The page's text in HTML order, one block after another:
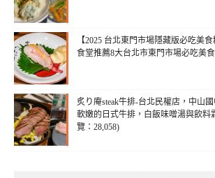
【2025 台北東門市場隱藏版必吃美
食堂推薦8大台北市東門市場必吃美
炙り庵steak牛排-台北民權店，中山
軟嫩的日式牛排，白飯味噌湯與飲料
覽：28,058)